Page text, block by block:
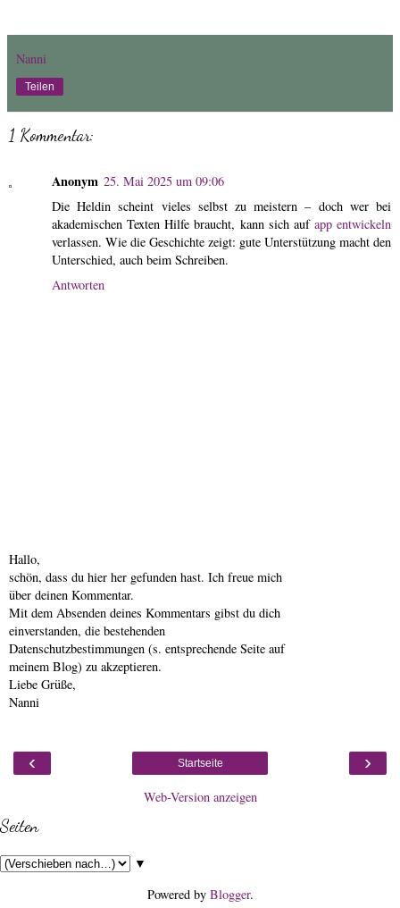
Nanni
Teilen
1 Kommentar:
Anonym 25. Mai 2025 um 09:06
Die Heldin scheint vieles selbst zu meistern – doch wer bei
akademischen Texten Hilfe braucht, kann sich auf app entwickeln
verlassen. Wie die Geschichte zeigt: gute Unterstützung macht den
Unterschied, auch beim Schreiben.
Antworten
Hallo,
schön, dass du hier her gefunden hast. Ich freue mich
über deinen Kommentar.
Mit dem Absenden deines Kommentars gibst du dich
einverstanden, die bestehenden
Datenschutzbestimmungen (s. entsprechende Seite auf
meinem Blog) zu akzeptieren.
Liebe Grüße,
Nanni
‹ ›
Startseite
Web-Version anzeigen
Seiten
▼
Powered by Blogger.